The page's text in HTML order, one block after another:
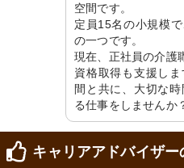
空間です。
定員15名の小規模
の一つです。
現在、正社員の介護
資格取得も支援し
間と共に、大切な
る仕事をしませんか
キャリアアドバイザ